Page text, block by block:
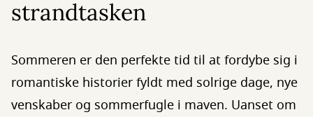
strandtasken
Sommeren er den perfekte tid til at fordybe sig i
romantiske historier fyldt med solrige dage, nye
venskaber og sommerfugle i maven. Uanset om